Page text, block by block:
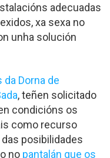
adecuadas
xa sexa no
unha solución
da Dorna de
, teñen solicitado
condicións os
como recurso
posibilidades
no pantalán que os